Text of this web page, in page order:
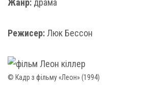
Жанр: драма
Режисер: Люк Бессон
© Кадр з фільму «Леон» (1994)